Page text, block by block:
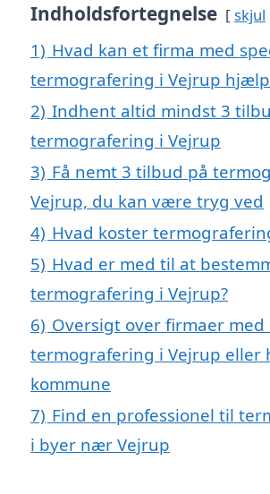
Indholdsfortegnelse skjul
1) Hvad kan et firma med
termografering i Vejrup
2) Indhent altid mindst 3
termografering i Vejrup
3) Få nemt 3 tilbud på
Vejrup, du kan være tryg ved
4) Hvad koster
5) Hvad er med til at
termografering i Vejrup?
6) Oversigt over firmaer med
termografering i Vejrup eller
kommune
7) Find en professionel til
i byer nær Vejrup